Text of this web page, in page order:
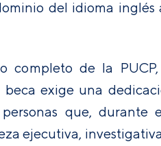
del idioma
completo de la
exige una
que, durante
ejecutiva,